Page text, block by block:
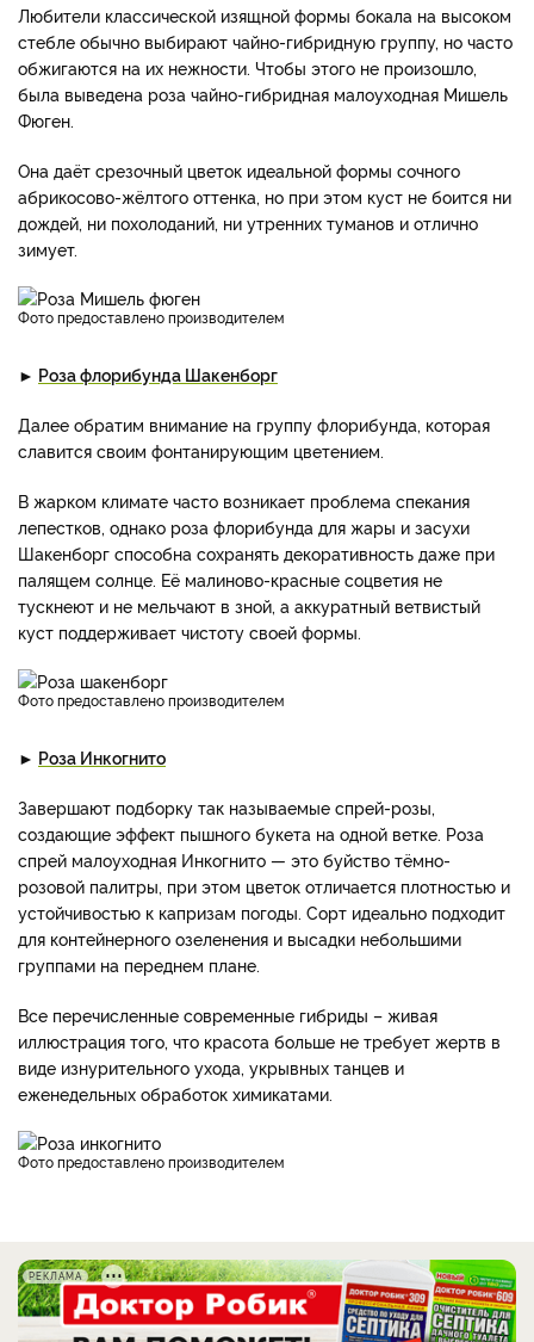
Любители классической изящной формы бокала на высоком
стебле обычно выбирают чайно-гибридную группу, но часто
обжигаются на их нежности. Чтобы этого не произошло,
была выведена роза чайно-гибридная малоуходная Мишель
Фюген.
Она даёт срезочный цветок идеальной формы сочного
абрикосово-жёлтого оттенка, но при этом куст не боится ни
дождей, ни похолоданий, ни утренних туманов и отлично
зимует.
фото предоставлено производителем
► Роза флорибунда Шакенборг
Далее обратим внимание на группу флорибунда, которая
славится своим фонтанирующим цветением.
В жарком климате часто возникает проблема спекания
лепестков, однако роза флорибунда для жары и засухи
Шакенборг способна сохранять декоративность даже при
палящем солнце. Её малиново-красные соцветия не
тускнеют и не мельчают в зной, а аккуратный ветвистый
куст поддерживает чистоту своей формы.
фото предоставлено производителем
► Роза Инкогнито
Завершают подборку так называемые спрей-розы,
создающие эффект пышного букета на одной ветке. Роза
спрей малоуходная Инкогнито — это буйство тёмно-
розовой палитры, при этом цветок отличается плотностью и
устойчивостью к капризам погоды. Сорт идеально подходит
для контейнерного озеленения и высадки небольшими
группами на переднем плане.
Все перечисленные современные гибриды – живая
иллюстрация того, что красота больше не требует жертв в
виде изнурительного ухода, укрывных танцев и
еженедельных обработок химикатами.
фото предоставлено производителем
РЕКЛАМА